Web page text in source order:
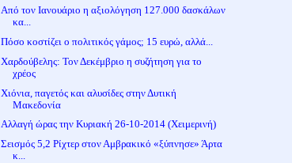
Από τον Ιανουάριο η αξιολόγηση 127.000 δασκάλων
κα...
Πόσο κοστίζει ο πολιτικός γάμος; 15 ευρώ, αλλά...
Χαρδούβελης: Τον Δεκέμβριο η συζήτηση για το
χρέος
Χιόνια, παγετός και αλυσίδες στην Δυτική
Μακεδονία
Αλλαγή ώρας την Κυριακή 26-10-2014 (Χειμερινή)
Σεισμός 5,2 Ρίχτερ στον Αμβρακικό «ξύπνησε» Άρτα
κ...